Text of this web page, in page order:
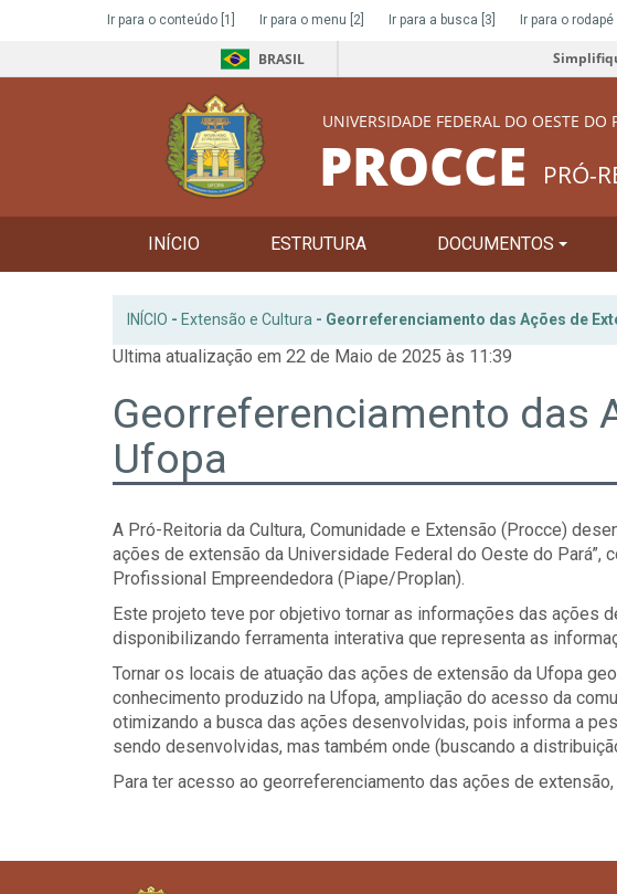
Ir para o conteúdo [1] Ir para o menu [2] Ir para a busca [3] Ir para o rodapé
BRASIL
UNIVERSIDADE FEDERAL DO OESTE DO
PROCCE PRÓ-
INÍCIO ESTRUTURA DOCUMENTOS
INÍCIO - Extensão e Cultura- Georreferenciamento das Ações de
Ultima atualização em 22 de Maio de 2025 às 11:39
Georreferenciamento das
Ufopa
A Pró-Reitoria da Cultura, Comunidade e Extensão (Procce)
ações de extensão da Universidade Federal do Oeste do Pará”,
Profissional Empreendedora (Piape/Proplan).
Este projeto teve por objetivo tornar as informações das ações
disponibilizando ferramenta interativa que representa as
Tornar os locais de atuação das ações de extensão da Ufopa
conhecimento produzido na Ufopa, ampliação do acesso da
otimizando a busca das ações desenvolvidas, pois informa a
sendo desenvolvidas, mas também onde (buscando a
Para ter acesso ao georreferenciamento das ações de extensão,